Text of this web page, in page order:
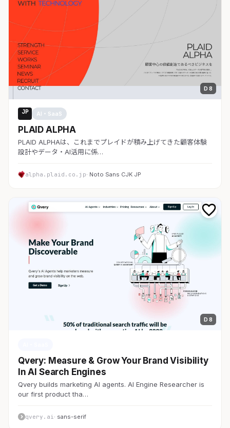
D 8
JP AI・SaaS
PLAID ALPHA
PLAID ALPHAは、これまでプレイドが積み上げてきた顧客体験
設計やデータ・AI活用に係…
alpha.plaid.co.jp· Noto Sans CJK JP
D 8
Qvery: Measure & Grow Your Brand Visibility
In AI Search Engines
Qvery builds marketing AI agents. AI Engine Researcher is
our first product tha…
qvery.ai· sans-serif